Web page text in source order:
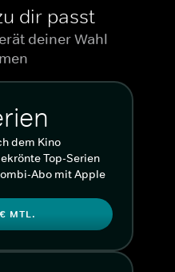
dir passt
deiner Wahl
dem Kino
Top-Serien
Abo mit Apple
MTL.